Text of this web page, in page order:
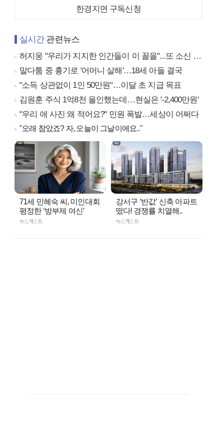
한경지면 구독신청
실시간관련뉴스
허지웅 "우리가 지지한 인간들이 이 꼴을"...또 소신 발언
말다툼 중 흉기로 '어머니 살해'…18세 아들 결국
"소득 상관없이 1인 50만원"…이달 초 지급 목표
김원훈 주식 1억8천 올인했는데…현실은 '-2,400만원'
"우리 애 사진 왜 적어요?" 민원 폭발…세상이 어쩌다
"오래 참았죠? 자, 오늘이 그날이에요.."
71세 민혜숙 씨, 미인대회
평정한 ‘방부제 여신’
뉴스캐스트
강서구 ‘반값’ 신축 아파트
떴다! 경쟁률 치열해..
뉴스캐스트